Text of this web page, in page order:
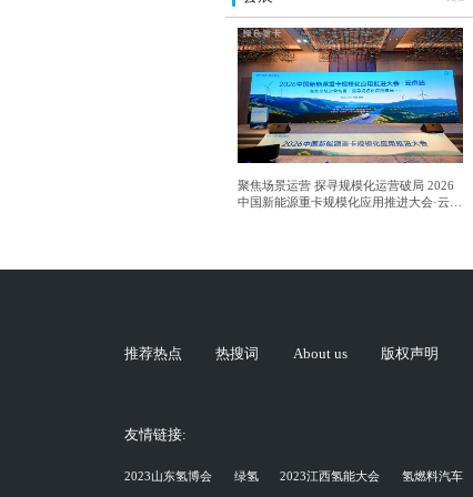
聚焦场景运营 探寻规模化运营破局 2026
中国新能源重卡规模化应用推进大会·云南
推荐热点 热搜词 About us 版权声明
友情链接:
2023山东氢博会 绿氢 2023江西氢能大会 氢燃料汽车